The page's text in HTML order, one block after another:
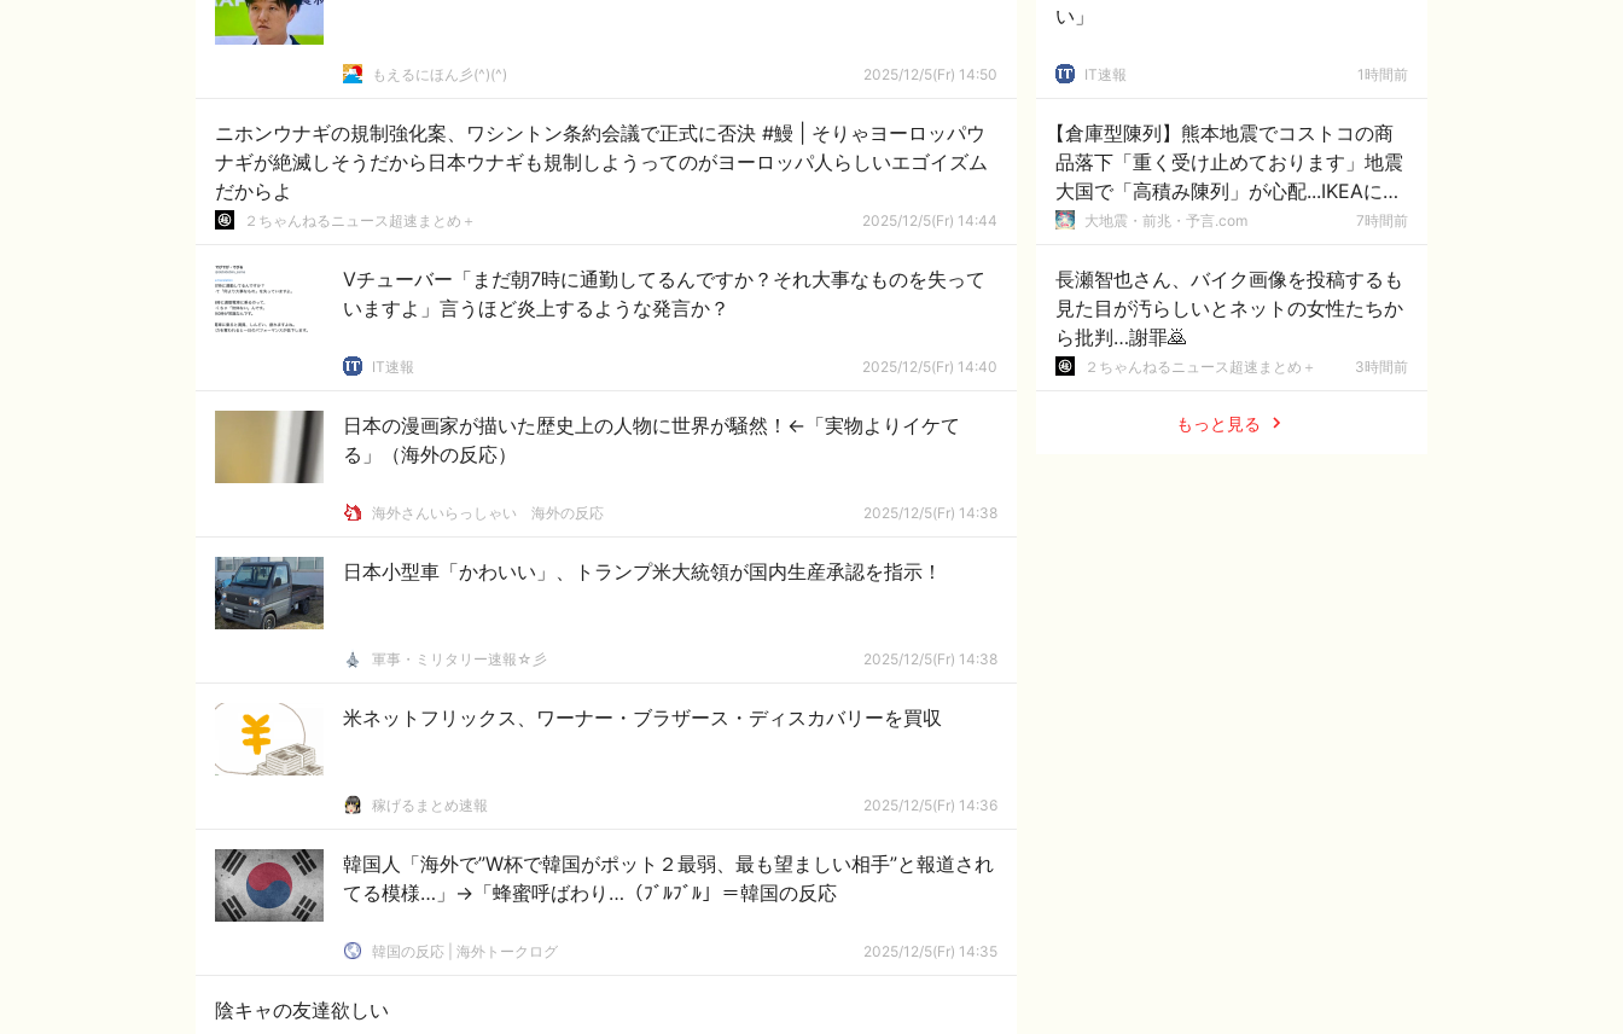
もえるにほん彡(^)(^) 2025/12/5(Fr) 14:50
ニホンウナギの規制強化案、ワシントン条約会議で正式に否決 #鰻 | そりゃヨーロッパウ
ナギが絶滅しそうだから日本ウナギも規制しようってのがヨーロッパ人らしいエゴイズム
だからよ
２ちゃんねるニュース超速まとめ＋ 2025/12/5(Fr) 14:44
Vチューバー「まだ朝7時に通勤してるんですか？それ大事なものを失って
いますよ」言うほど炎上するような発言か？
IT速報 2025/12/5(Fr) 14:40
日本の漫画家が描いた歴史上の人物に世界が騒然！←「実物よりイケて
る」（海外の反応）
海外さんいらっしゃい 海外の反応 2025/12/5(Fr) 14:38
日本小型車「かわいい」、トランプ米大統領が国内生産承認を指示！
軍事・ミリタリー速報☆彡 2025/12/5(Fr) 14:38
米ネットフリックス、ワーナー・ブラザース・ディスカバリーを買収
稼げるまとめ速報 2025/12/5(Fr) 14:36
韓国人「海外で”W杯で韓国がポット２最弱、最も望ましい相手”と報道され
てる模様…」→「蜂蜜呼ばわり…（ﾌﾞﾙﾌﾞﾙ」＝韓国の反応
韓国の反応 | 海外トークログ 2025/12/5(Fr) 14:35
陰キャの友達欲しい
い」
IT速報 1時間前
【倉庫型陳列】熊本地震でコストコの商
品落下「重く受け止めております」地震
大国で「高積み陳列」が心配...IKEAにも
聞いた大地震・前兆・予言.com 7時間前
長瀬智也さん、バイク画像を投稿するも
見た目が汚らしいとネットの女性たちか
ら批判…謝罪🙇
２ちゃんねるニュース超速まとめ＋ 3時間前
もっと見る